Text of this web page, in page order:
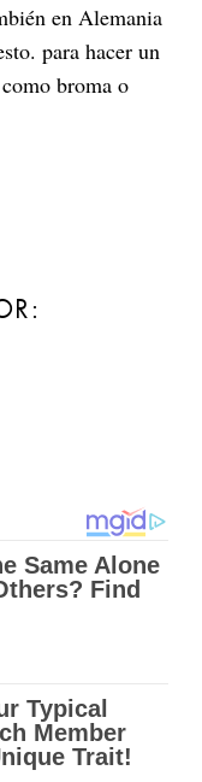
en Alemania
para hacer un
broma o